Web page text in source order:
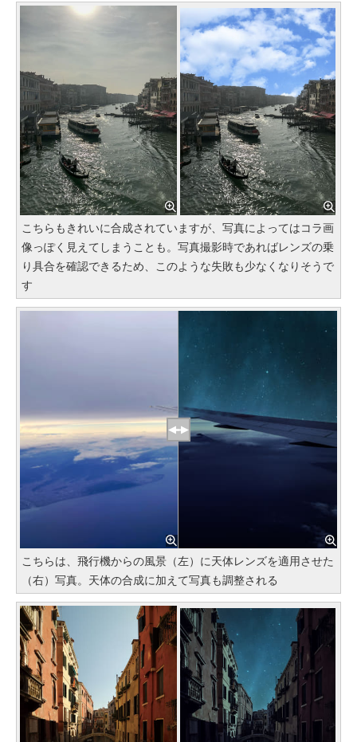
こちらもきれいに合成されていますが、写真によってはコラ画
像っぽく見えてしまうことも。写真撮影時であればレンズの乗
り具合を確認できるため、このような失敗も少なくなりそうで
す
こちらは、飛行機からの風景（左）に天体レンズを適用させた
（右）写真。天体の合成に加えて写真も調整される